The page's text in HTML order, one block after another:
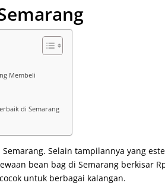
Membeli
di Semarang
Selain tampilannya yang
bean bag di Semarang berkisar
untuk berbagai kalangan.